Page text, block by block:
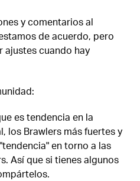
y comentarios al
de acuerdo, pero
ajustes cuando hay
es tendencia en la
los Brawlers más fuertes y
en torno a las
Así que si tienes algunos